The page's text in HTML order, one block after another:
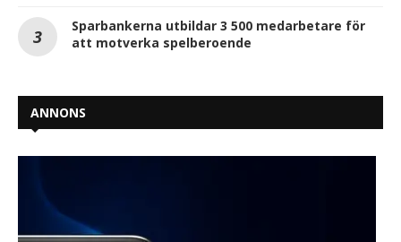
Sparbankerna utbildar 3 500 medarbetare för
att motverka spelberoende
ANNONS